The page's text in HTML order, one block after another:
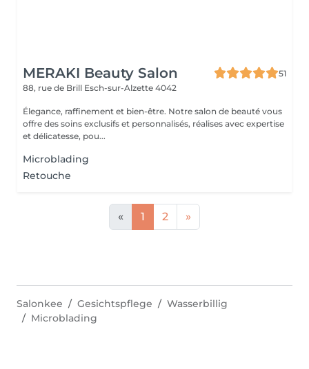
MERAKI Beauty Salon
51
88, rue de Brill Esch-sur-Alzette 4042
Élegance, raffinement et bien-être. Notre salon de beauté vous
offre des soins exclusifs et personnalisés, réalises avec expertise
et délicatesse, pou...
Microblading
Retouche
« 1 2 »
Salonkee Gesichtspflege
Wasserbillig
Microblading